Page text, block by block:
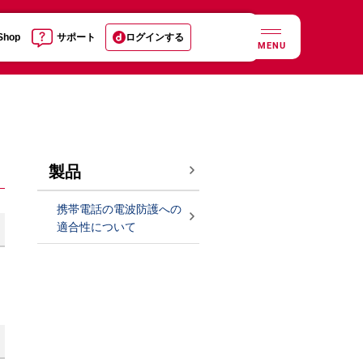
サポート ログインする
MENU
製品
携帯電話の電波防護への
適合性について